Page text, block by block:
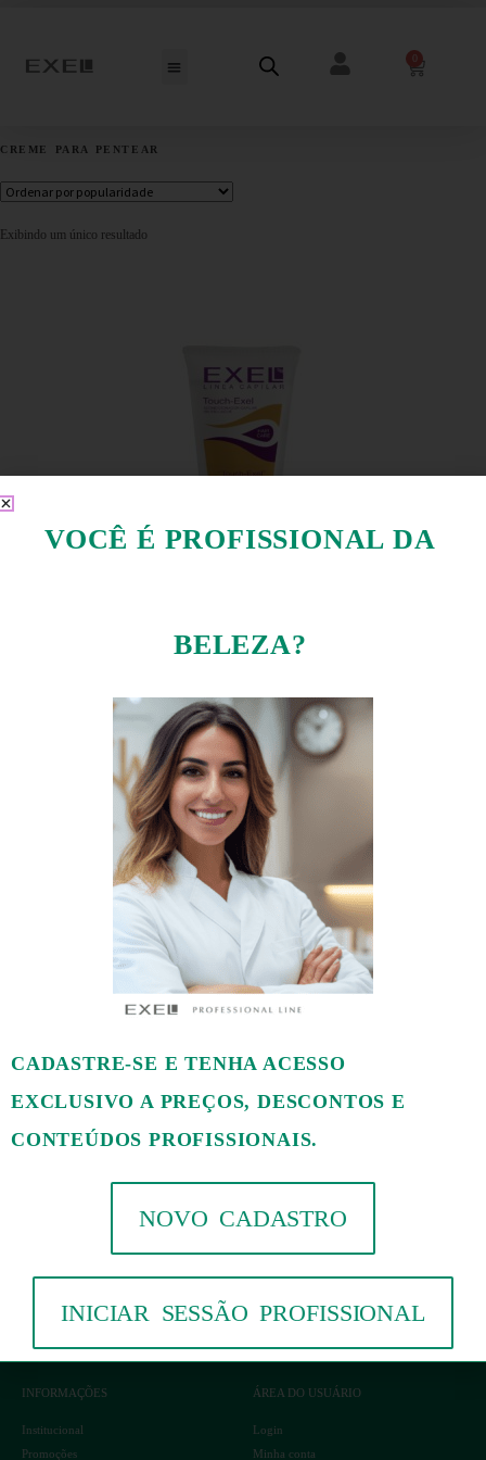
CREME PARA PENTEAR
Exibindo um único resultado
Em até 3x deR$37.00 sem juros
Adicionar ao carrinho
Exibindo um único resultado
CADASTRE-SE PARA RECEBER NOVIDADES EXCLUSIVAS E PROMOÇÕES
OK
INFORMAÇÕES
Institucional
Promoções
ÁREA DO USUÁRIO
Login
Minha conta
VOCÊ É PROFISSIONAL DA
BELEZA?
CADASTRE-SE E TENHA ACESSO
EXCLUSIVO A PREÇOS, DESCONTOS E
CONTEÚDOS PROFISSIONAIS.
NOVO CADASTRO
INICIAR SESSÃO PROFISSIONAL